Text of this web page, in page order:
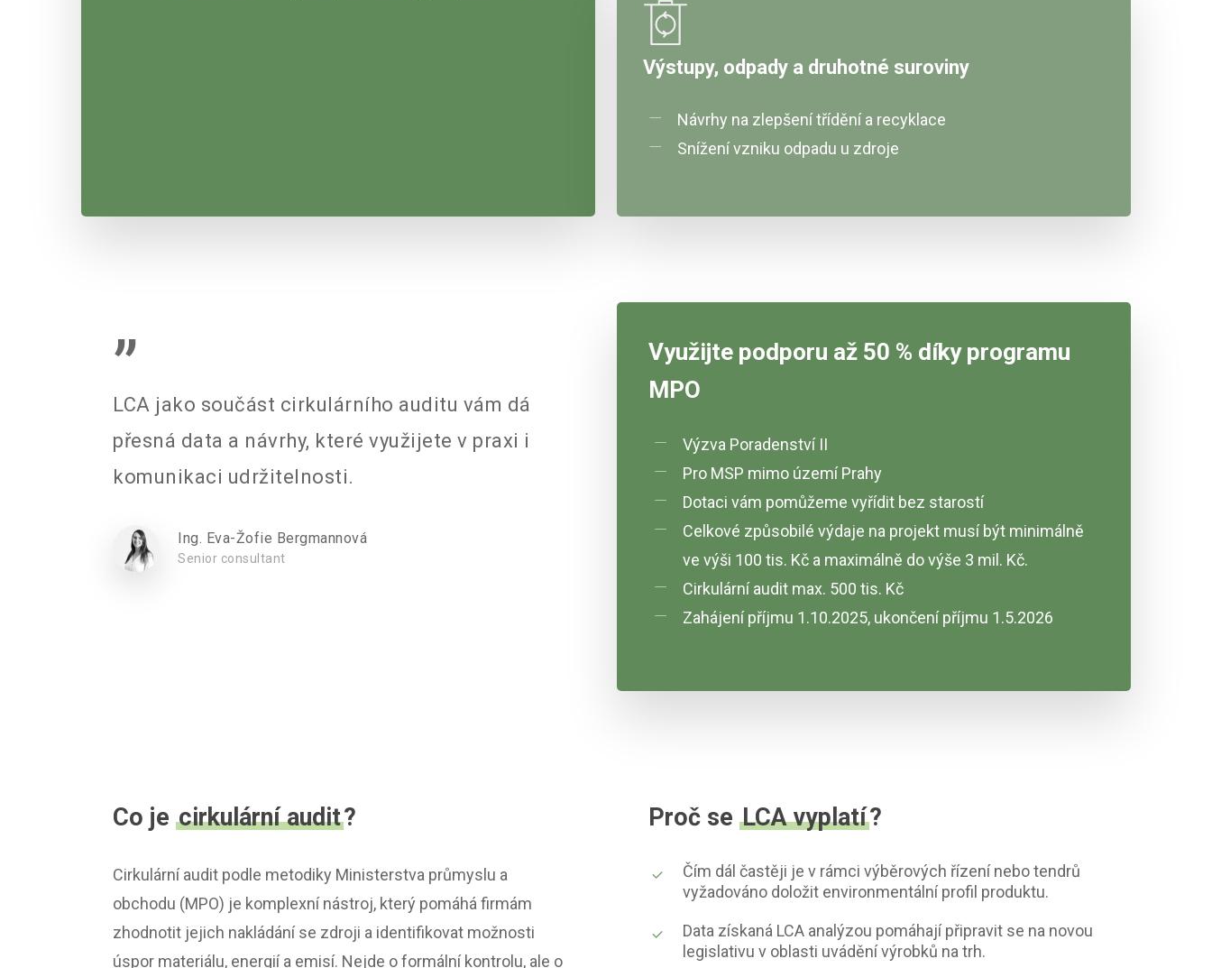
Výstupy, odpady a druhotné suroviny
Návrhy na zlepšení třídění a recyklace
Snížení vzniku odpadu u zdroje
”
LCA jako součást cirkulárního auditu vám dá
přesná data a návrhy, které využijete v praxi i
komunikaci udržitelnosti.
Ing. Eva-Žofie Bergmannová
Senior consultant
Využijte podporu až 50 % díky programu
MPO
Výzva Poradenství II
Pro MSP mimo území Prahy
Dotaci vám pomůžeme vyřídit bez starostí
Celkové způsobilé výdaje na projekt musí být minimálně
ve výši 100 tis. Kč a maximálně do výše 3 mil. Kč.
Cirkulární audit max. 500 tis. Kč
Zahájení příjmu 1.10.2025, ukončení příjmu 1.5.2026
Co jecirkulární audit?
Cirkulární audit podle metodiky Ministerstva průmyslu a
obchodu (MPO) je komplexní nástroj, který pomáhá firmám
zhodnotit jejich nakládání se zdroji a identifikovat možnosti
úspor materiálu, energií a emisí. Nejde o formální kontrolu, ale o
Proč se LCA vyplatí?
Čím dál častěji je v rámci výběrových řízení nebo tendrů
vyžadováno doložit environmentální profil produktu.
Data získaná LCA analýzou pomáhají připravit se na novou
legislativu v oblasti uvádění výrobků na trh.